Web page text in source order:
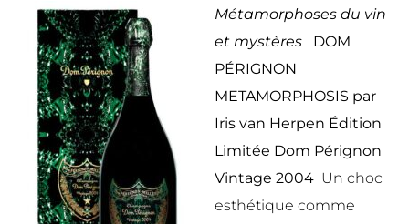
Métamorphoses du vin
et mystères
DOM
PÉRIGNON
METAMORPHOSIS par
Iris van Herpen Édition
Limitée Dom Pérignon
Vintage 2004 Un choc
esthétique comme